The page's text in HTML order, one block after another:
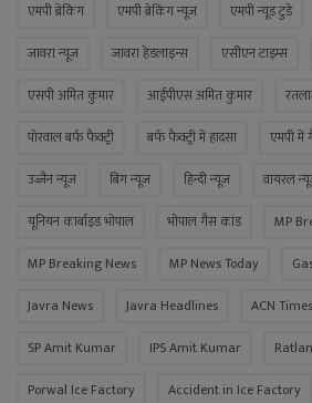
एमपी ब्रेकिंग एमपी ब्रेकिंग न्यूज एमपी न्यूड टुडे
जावरा न्यूज
जावरा हेडलाइन्स एसीएन टाइम्स
एसपी अमित कुमार
आईपीएस अमित कुमार
पोरवाल बर्फ फैक्ट्री
बर्फ फैक्ट्री में हादसा एमपी में
उज्जैन न्यूज
बिग न्यूज हिन्दी न्यूज वायरल
यूनियन कार्बाइड भोपाल
भोपाल गैस कांड
MP
MP Breaking News
MP News Today
Javra News
Javra Headlines ACN Times
SP Amit Kumar
IPS Amit Kumar
Porwal Ice Factory
Accident in Ice Factory